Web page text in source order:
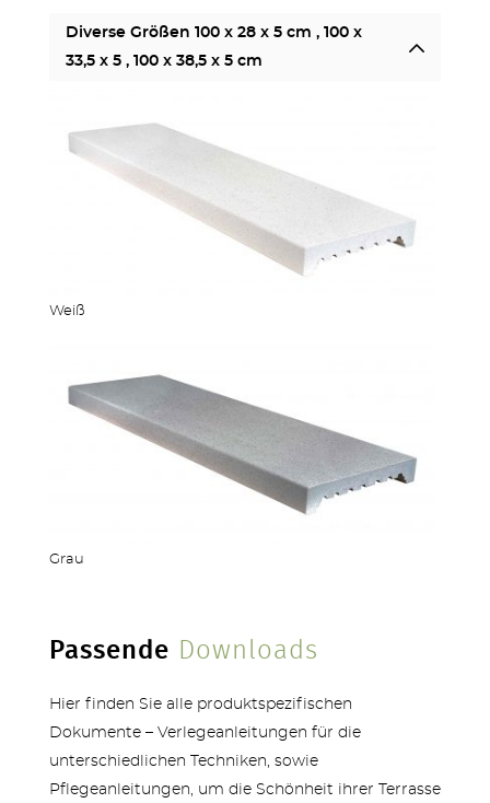
OUTDOOR KÜCHE
Diverse Größen 100 x 28 x 5 cm , 100 x
33,5 x 5 , 100 x 38,5 x 5 cm
Weiß
Grau
Passende Downloads
Hier finden Sie alle produktspezifischen
Dokumente – Verlegeanleitungen für die
unterschiedlichen Techniken, sowie
Pflegeanleitungen, um die Schönheit ihrer Terrasse